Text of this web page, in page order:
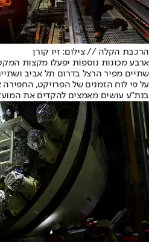
הרכבת הקלה // צילום: זיו קורן
ארבע מכונות נוספות יפעלו מקצות
שתיים מפיר הרצל בדרום תל אביב
בנת"ע עושים מאמצים להקדים את